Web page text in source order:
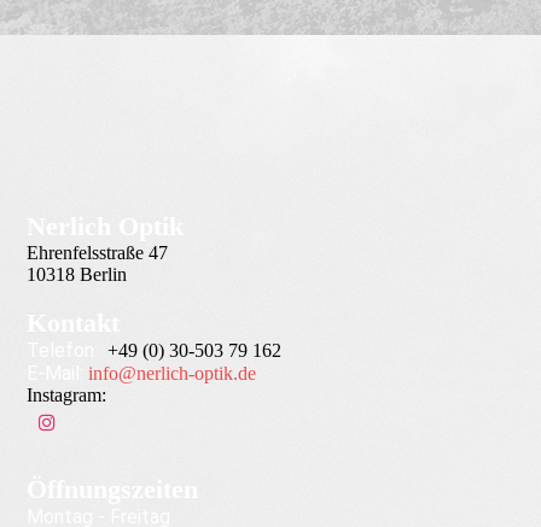
Ehrenfelsstraße 47
10318 Berlin
Telefon:+49 (0) 30-503 79 162
E-Mail:info@nerlich-optik.de
Instagram: